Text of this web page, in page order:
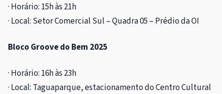
· Horário: 15h às 21h
· Local: Setor Comercial Sul – Quadra 05 – Prédio da OI
Bloco Groove do Bem 2025
· Horário: 16h às 23h
· Local: Taguaparque, estacionamento do Centro Cultural